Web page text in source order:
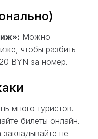
Можно
чтобы разбить
BYN за номер.
много туристов.
билеты онлайн.
не